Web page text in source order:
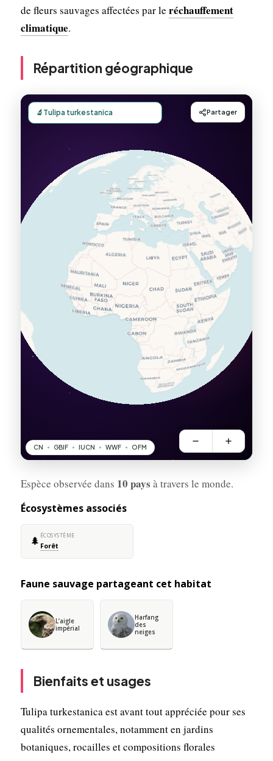
de fleurs sauvages affectées par le réchauffement
climatique.
Répartition géographique
Espèce observée dans 10 pays à travers le monde.
Écosystèmes associés
🌲 ÉCOSYSTÈME
Forêt
Faune sauvage partageant cet habitat
L’aigle
impérial
Harfang
des
neiges
Bienfaits et usages
Tulipa turkestanica est avant tout appréciée pour ses
qualités ornementales, notamment en jardins
botaniques, rocailles et compositions florales